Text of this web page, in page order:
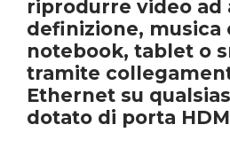
riprodurre video ad
definizione, musica
notebook, tablet o
tramite
Ethernet su
dotato di porta